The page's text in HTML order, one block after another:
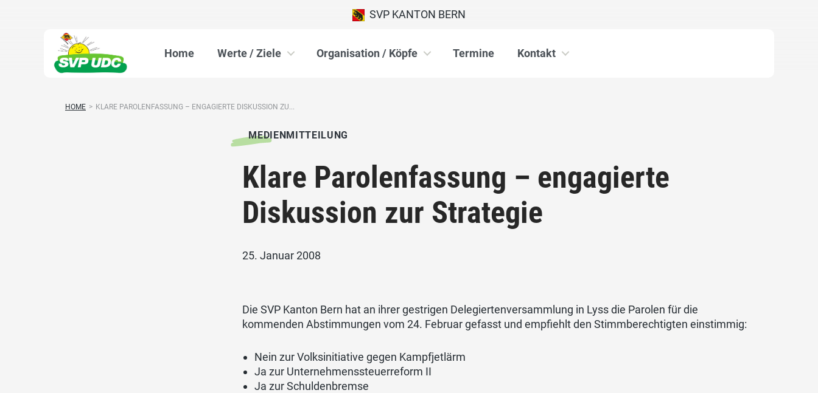
SVP KANTON BERN
Home Werte / Ziele Organisation / Köpfe Termine Kontakt
HOME > KLARE PAROLENFASSUNG – ENGAGIERTE DISKUSSION ZU...
MEDIENMITTEILUNG
Klare Parolenfassung – engagierte
Diskussion zur Strategie
25. Januar 2008
Die SVP Kanton Bern hat an ihrer gestrigen Delegiertenversammlung in Lyss die Parolen für die
kommenden Abstimmungen vom 24. Februar gefasst und empfiehlt den Stimmberechtigten einstimmig:
Nein zur Volksinitiative gegen Kampfjetlärm
Ja zur Unternehmenssteuerreform II
Ja zur Schuldenbremse